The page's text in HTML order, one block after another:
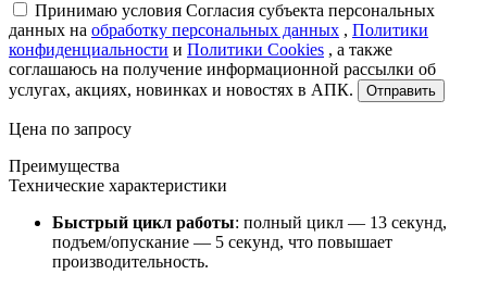
Принимаю условия Согласия субъекта персональных
данных на обработку персональных данных , Политики
конфиденциальности и Политики Cookies , а также
соглашаюсь на получение информационной рассылки об
услугах, акциях, новинках и новостях в АПК.
Отправить
Цена по запросу
Преимущества
Технические характеристики
Быстрый цикл работы: полный цикл — 13 секунд,
подъем/опускание — 5 секунд, что повышает
производительность.